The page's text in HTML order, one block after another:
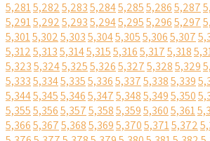
5,2815,2825,2835,2845,2855,2865,287
5,2915,2925,2935,2945,2955,2965,297
5,3015,3025,3035,3045,3055,3065,307
5,3125,3135,3145,3155,3165,3175,318
5,3235,3245,3255,3265,3275,3285,329
5,3335,3345,3355,3365,3375,3385,339
5,3445,3455,3465,3475,3485,3495,350
5,3555,3565,3575,3585,3595,3605,361
5,3665,3675,3685,3695,3705,3715,372